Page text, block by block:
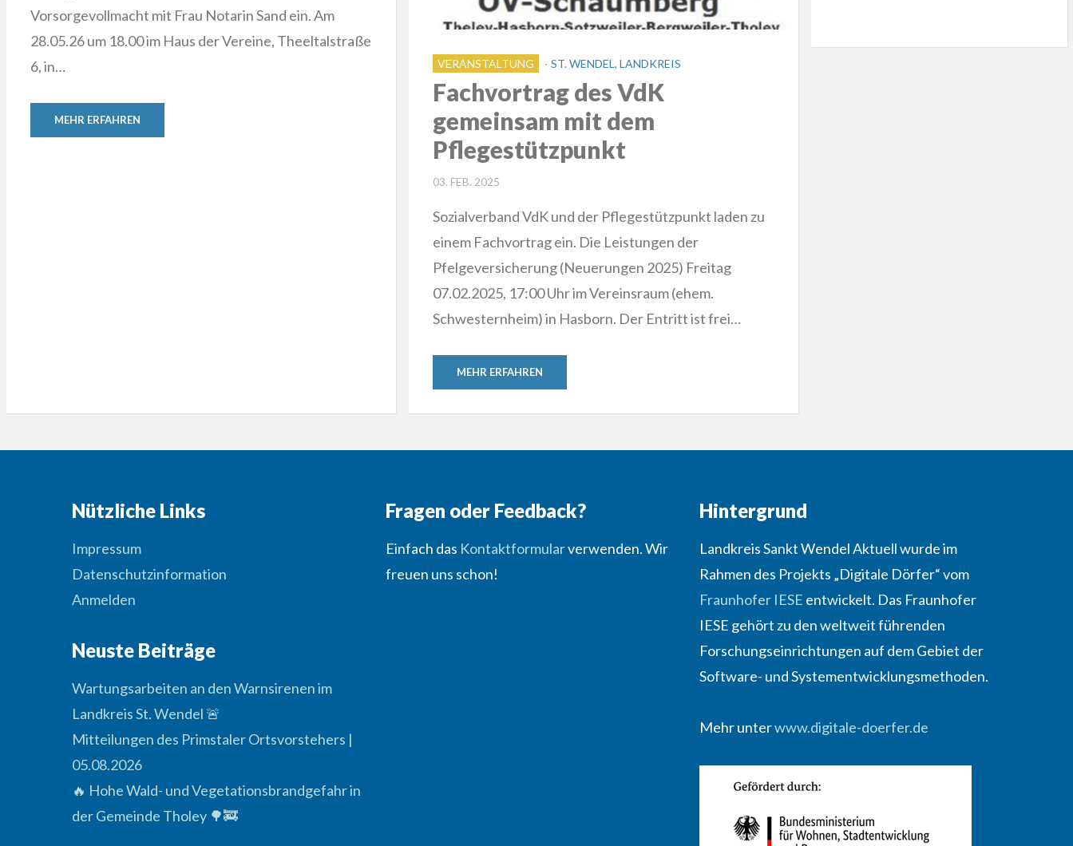
Vorsorgevollmacht mit Frau Notarin Sand ein. Am
28.05.26 um 18.00 im Haus der Vereine, Theeltalstraße
6, in…
MEHR ERFAHREN
VERANSTALTUNG ST. WENDEL, LANDKREIS
Fachvortrag des VdK
gemeinsam mit dem
Pflegestützpunkt
POSTED
03. FEB. 2025
Sozialverband VdK und der Pflegestützpunkt laden zu
einem Fachvortrag ein. Die Leistungen der
Pfelgeversicherung (Neuerungen 2025) Freitag
07.02.2025, 17:00 Uhr im Vereinsraum (ehem.
Schwesternheim) in Hasborn. Der Entritt ist frei…
MEHR ERFAHREN
Nützliche Links
Impressum
Datenschutzinformation
Anmelden
Neuste Beiträge
Wartungsarbeiten an den Warnsirenen im
Landkreis St. Wendel 🚨
Mitteilungen des Primstaler Ortsvorstehers |
05.08.2026
🔥 Hohe Wald- und Vegetationsbrandgefahr in
der Gemeinde Tholey 🌳🚒
Fragen oder Feedback?
Einfach das Kontaktformularverwenden. Wir
freuen uns schon!
Hintergrund
Landkreis Sankt Wendel Aktuell wurde im
Rahmen des Projekts „Digitale Dörfer“ vom
Fraunhofer IESE entwickelt. Das Fraunhofer
IESE gehört zu den weltweit führenden
Forschungseinrichtungen auf dem Gebiet der
Software- und Systementwicklungsmethoden.
Mehr unterwww.digitale-doerfer.de